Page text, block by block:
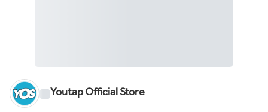
Youtap Official Store